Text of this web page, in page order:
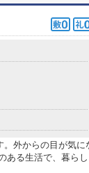
。外からの目が気に
ある生活で、暮らし